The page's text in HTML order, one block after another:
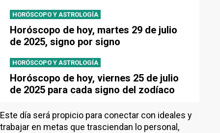
HORÓSCOPO Y ASTROLOGÍA
Horóscopo de hoy, martes 29 de julio
de 2025, signo por signo
HORÓSCOPO Y ASTROLOGÍA
Horóscopo de hoy, viernes 25 de julio
de 2025 para cada signo del zodíaco
Este día será propicio para conectar con ideales y
trabajar en metas que trasciendan lo personal,